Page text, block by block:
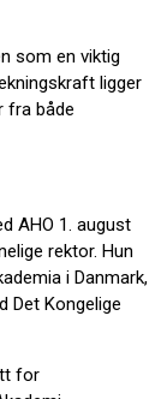
som en viktig
ligger
fra både
AHO 1. august
rektor. Hun
i Danmark,
Det Kongelige
for